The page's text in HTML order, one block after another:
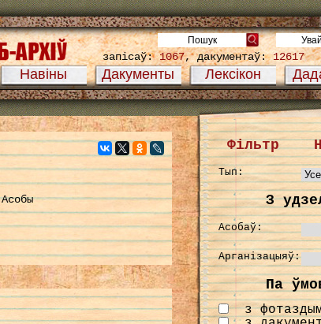
Навіны Дакументы Лексікон
запісаў:1067, дакументаў:12617
Асобы
Фільтр
Тып:
З
Асобаў:
Арганізацыяў:
Па
з